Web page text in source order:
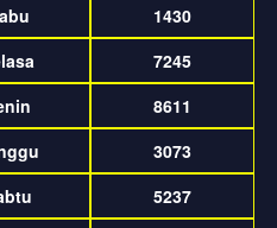
1430
7245
8611
3073
5237